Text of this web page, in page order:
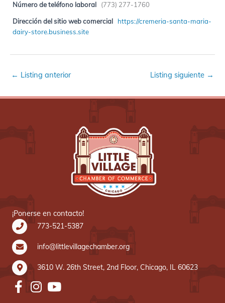
Número de teléfono laboral (773) 277-1760
Dirección del sitio web comercial
https://cremeria-santa-maria-
dairy-store.business.site
← Listing anterior Listing siguiente →
¡Ponerse en contacto!
773-521-5387
info@littlevillagechamber.org
3610 W. 26th Street, 2nd Floor, Chicago, IL 60623